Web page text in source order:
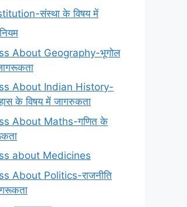
संस्था के विषय में
About Geography-भूगोल
About Indian History-
के विषय में जागरुकता
About Maths-गणित के
about Medicines
About Politics-राजनीति